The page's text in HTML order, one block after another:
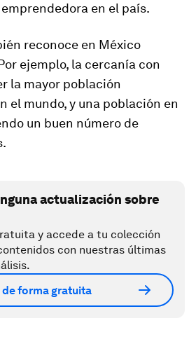
en el país.
reconoce en México
ejemplo, la cercanía con
la mayor población
el mundo, y una población en
un buen número de
actualización sobre
y accede a tu colección
con nuestras últimas
forma gratuita